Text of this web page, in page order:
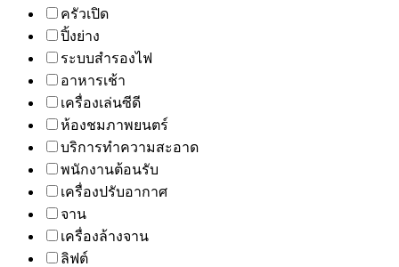
ครัวเปิด
ปิ้งย่าง
ระบบสำรองไฟ
อาหารเช้า
เครื่องเล่นซีดี
ห้องชมภาพยนตร์
บริการทำความสะอาด
พนักงานต้อนรับ
เครื่องปรับอากาศ
จาน
เครื่องล้างจาน
ลิฟต์